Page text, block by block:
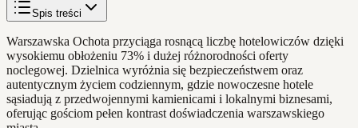
Spis treści
Warszawska Ochota przyciąga rosnącą liczbę hotelowiczów dzięki
wysokiemu obłożeniu 73% i dużej różnorodności oferty
noclegowej. Dzielnica wyróżnia się bezpieczeństwem oraz
autentycznym życiem codziennym, gdzie nowoczesne hotele
sąsiadują z przedwojennymi kamienicami i lokalnymi biznesami,
oferując gościom pełen kontrast doświadczenia warszawskiego